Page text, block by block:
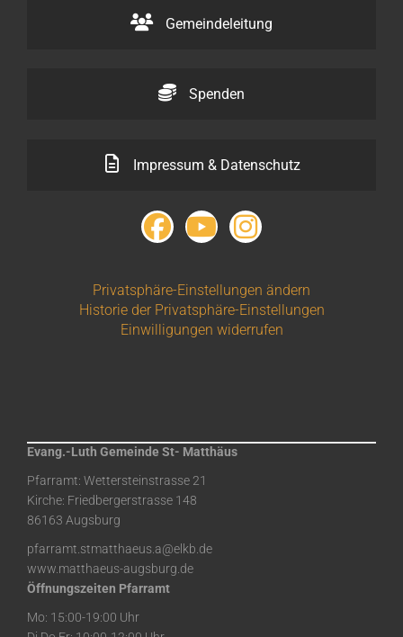
Gemeindeleitung
Spenden
Impressum & Datenschutz
Privatsphäre-Einstellungen ändern
Historie der Privatsphäre-Einstellungen
Einwilligungen widerrufen
Evang.-Luth Gemeinde St- Matthäus
Pfarramt: Wettersteinstrasse 21
Kirche: Friedbergerstrasse 148
86163 Augsburg
pfarramt.stmatthaeus.a@elkb.de
www.matthaeus-augsburg.de
Öffnungszeiten Pfarramt
Mo: 15:00-19:00 Uhr